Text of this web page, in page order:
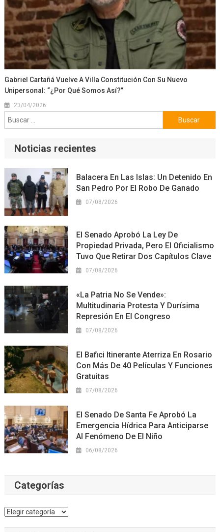
Gabriel Cartañá Vuelve A Villa Constitución Con Su Nuevo
Unipersonal: “¿Por Qué Somos Así?”
23/04/2026
Buscar:
Noticias recientes
Balacera En Las Islas: Un Detenido En
San Pedro Por El Robo De Ganado
07/08/2026
El Senado Aprobó La Ley De
Propiedad Privada, Pero El Oficialismo
Tuvo Que Retirar Dos Capítulos Clave
07/08/2026
«La Patria No Se Vende»:
Multitudinaria Protesta Y Durísima
Represión En El Congreso
07/08/2026
El Bafici Itinerante Aterriza En Rosario
Con Más De 40 Películas Y Funciones
Gratuitas
07/08/2026
El Senado De Santa Fe Aprobó La
Emergencia Hídrica Para Anticiparse
Al Fenómeno De El Niño
06/08/2026
Categorías
Categorías